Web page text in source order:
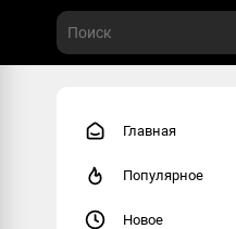
Главная
Популярное
Новое